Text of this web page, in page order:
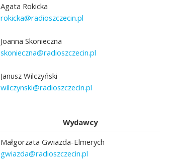
Agata Rokicka
rokicka@radioszczecin.pl
Joanna Skonieczna
skonieczna@radioszczecin.pl
Janusz Wilczyński
wilczynski@radioszczecin.pl
Wydawcy
Małgorzata Gwiazda-Elmerych
gwiazda@radioszczecin.pl